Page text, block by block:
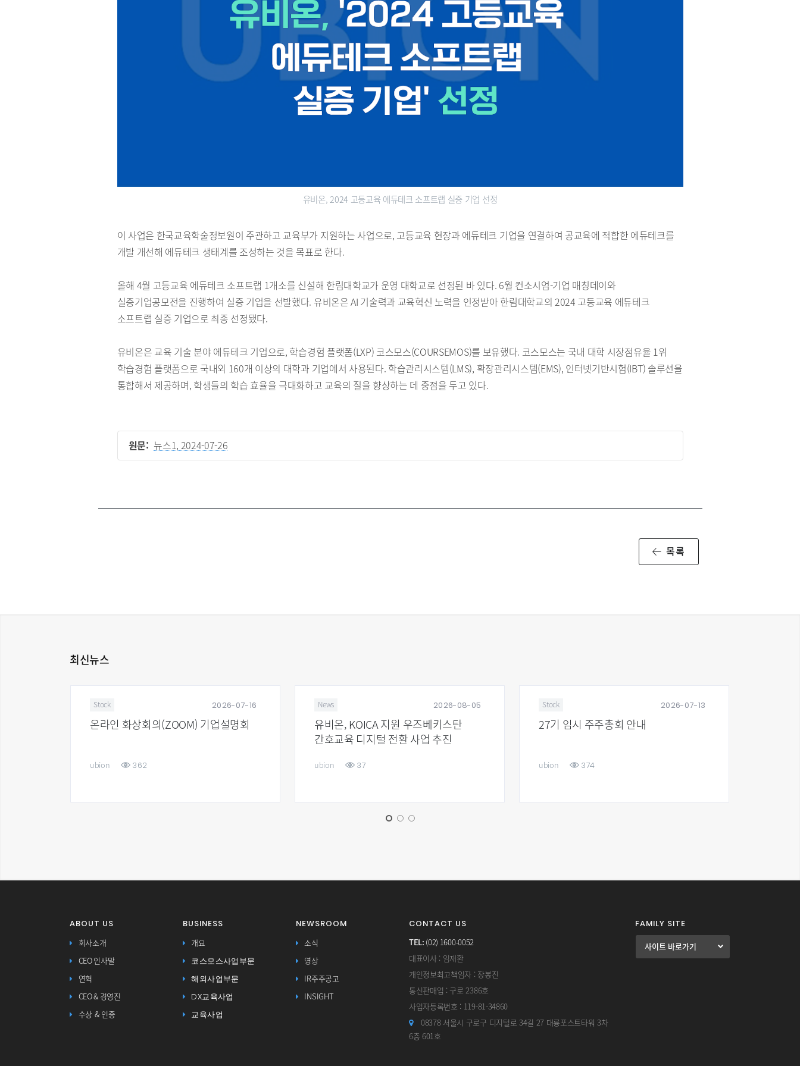
유비온, 2024 고등교육 에듀테크 소프트랩 실증 기업 선정
이 사업은 한국교육학술정보원이 주관하고 교육부가 지원하는 사업으로, 고등교육 현장과 에듀테크 기업을 연결하여 공교육에 적합한 에듀테크를
개발 개선해 에듀테크 생태계를 조성하는 것을 목표로 한다.
올해 4월 고등교육 에듀테크 소프트랩 1개소를 신설해 한림대학교가 운영 대학교로 선정된 바 있다. 6월 컨소시엄-기업 매칭데이와
실증기업공모전을 진행하여 실증 기업을 선발했다. 유비온은 AI 기술력과 교육혁신 노력을 인정받아 한림대학교의 2024 고등교육 에듀테크
소프트랩 실증 기업으로 최종 선정됐다.
유비온은 교육 기술 분야 에듀테크 기업으로, 학습경험 플랫폼(LXP) 코스모스(COURSEMOS)를 보유했다. 코스모스는 국내 대학 시장점유율 1위
학습경험 플랫폼으로 국내외 160개 이상의 대학과 기업에서 사용된다. 학습관리시스템(LMS), 확장관리시스템(EMS), 인터넷기반시험(IBT) 솔루션을
통합해서 제공하며, 학생들의 학습 효율을 극대화하고 교육의 질을 향상하는 데 중점을 두고 있다.
원문: 뉴스1, 2024-07-26
목록
최신뉴스
2026-07-16
Stock
온라인 화상회의(ZOOM) 기업설명회
ubion 362
2026-08-05
News
유비온, KOICA 지원 우즈베키스탄
간호교육 디지털 전환 사업 추진
ubion 37
2026-07-13
Stock
27기 임시 주주총회 안내
ubion 374
ABOUT US
회사소개
CEO 인사말
연혁
CEO & 경영진
수상 & 인증
BUSINESS
개요
코스모스사업부문
해외사업부문
DX교육사업
교육사업
NEWSROOM
소식
영상
IR주주공고
INSIGHT
CONTACT US
TEL: (02) 1600-0052
대표이사 : 임재환
개인정보최고책임자 : 장봉진
통신판매업 : 구로 2386호
사업자등록번호 : 119-81-34860
08378 서울시 구로구 디지털로 34길 27 대륭포스트타워 3차
6층 601호
FAMILY SITE